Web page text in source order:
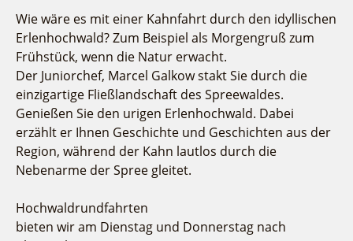
Q-Gemeinde Schwielochsee
Staatlich anerkannter Erholungsort Goyatz
Mein Brandenburg – Infostelen
Unternehmensbetreuung
ILB
WFG
Aktuelles
Infomaterial
Warenkorb
Wie wäre es mit einer Kahnfahrt durch den idyllischen
Erlenhochwald? Zum Beispiel als Morgengruß zum
Frühstück, wenn die Natur erwacht.
Der Juniorchef, Marcel Galkow stakt Sie durch die
einzigartige Fließlandschaft des Spreewaldes.
Genießen Sie den urigen Erlenhochwald. Dabei
erzählt er Ihnen Geschichte und Geschichten aus der
Region, während der Kahn lautlos durch die
Nebenarme der Spree gleitet.
Hochwaldrundfahrten
bieten wir am Dienstag und Donnerstag nach